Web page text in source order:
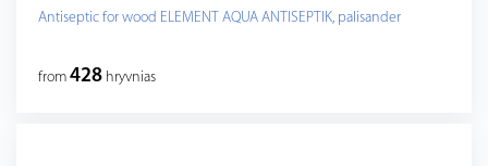
Antiseptic for wood ELEMENT AQUA ANTISEPTIK, palisander
from 428 hryvnias